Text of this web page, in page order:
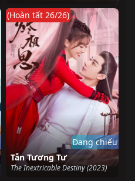
Tẫn Tương Tư
The Inextricable Destiny (2023)
(Hoàn tất 26/26)
Đang chiếu